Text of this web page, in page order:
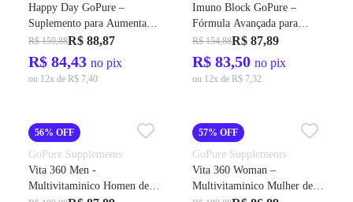
Happy Day GoPure –
Suplemento para Aumentar
Foco, Reduzir Stress e
Ansiedade
R$ 159,88R$ 88,87
R$ 84,43 no pix
ou 12x de R$ 7,40
Imuno Block GoPure –
Fórmula Avançada para
Imunidade e Proteção
Antiviral
R$ 154,88R$ 87,89
R$ 83,50 no pix
ou 12x de R$ 7,32
56% OFF
GoPure Supplements
Vita 360 Men -
Multivitaminico Homen de A
57% OFF
GoPure Supplements
Vita 360 Woman –
Multivitaminico Mulher de A